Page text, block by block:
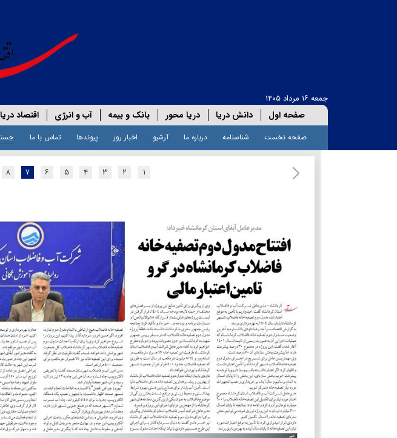
جمعه ۱۶ مرداد ۱۴۰۵
صفحه اول دانش دریا دریا محور بانک و بیمه آب و انرژی اقتصاد دریا
صفحه نخست شناسنامه درباره ما آرشیو اخبار روز پیوندها تماس با ما
۱ ۲ ۳ ۴ ۵ ۶ ۷ ۸